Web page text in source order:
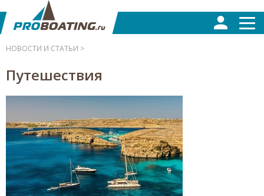
НОВОСТИ И СТАТЬИ >
Путешествия